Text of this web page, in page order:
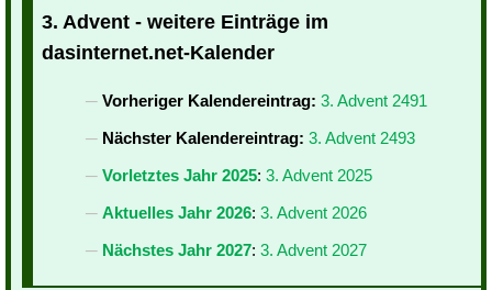
3. Advent - weitere Einträge im
dasinternet.net-Kalender
Vorheriger Kalendereintrag: 3. Advent 2491
Nächster Kalendereintrag: 3. Advent 2493
Vorletztes Jahr 2025: 3. Advent 2025
Aktuelles Jahr 2026: 3. Advent 2026
Nächstes Jahr 2027: 3. Advent 2027